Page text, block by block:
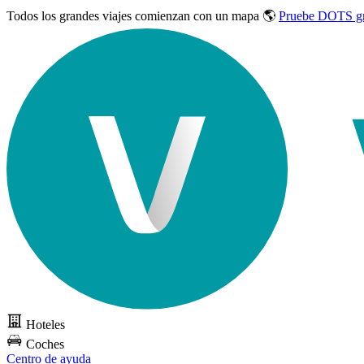
Todos los grandes viajes comienzan con un mapa 🌎 Pruebe DOTS
Hoteles
Coches
Centro de ayuda